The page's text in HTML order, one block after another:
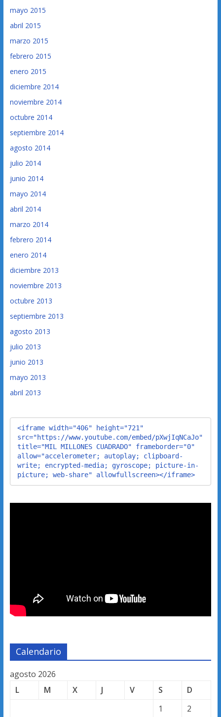
mayo 2015
abril 2015
marzo 2015
febrero 2015
enero 2015
diciembre 2014
noviembre 2014
octubre 2014
septiembre 2014
agosto 2014
julio 2014
junio 2014
mayo 2014
abril 2014
marzo 2014
febrero 2014
enero 2014
diciembre 2013
noviembre 2013
octubre 2013
septiembre 2013
agosto 2013
julio 2013
junio 2013
mayo 2013
abril 2013
<iframe width="406" height="721"
src="https://www.youtube.com/embed/pXwjIqNCaJo"
title="MIL MILLONES CUADRADO" frameborder="0"
allow="accelerometer; autoplay; clipboard-
write; encrypted-media; gyroscope; picture-in-
picture; web-share" allowfullscreen></iframe>
Calendario
agosto 2026
L
M X J V S
D
1
2